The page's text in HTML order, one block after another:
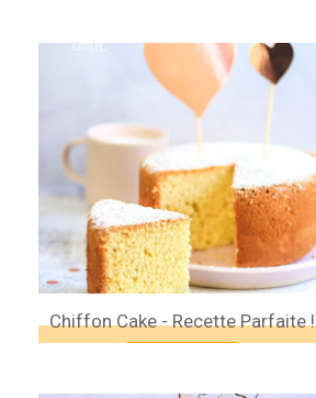
Chiffon Cake - Recette Parfaite !